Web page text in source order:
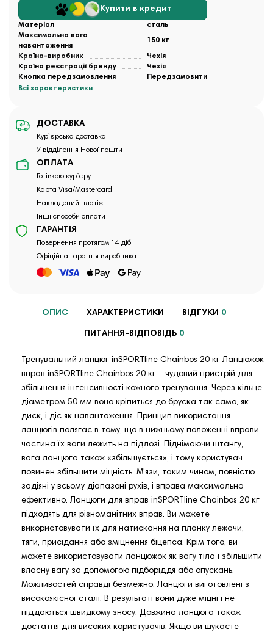
Купити в кредит
Матеріал
сталь
Максимальна вага
навантаження
150 кг
Країна-виробник
Чехія
Країна реєстрації бренду
Чехія
Кнопка передзамовлення
Передзамовити
Всі характеристики
ДОСТАВКА
Кур`єрська доставка
У відділення Нової пошти
ОПЛАТА
Готівкою кур`єру
Карта Visa/Mastercard
Накладений платіж
Інші способи оплати
ГАРАНТІЯ
Повернення протягом 14 діб
Офіційна гарантія виробника
ОПИС ХАРАКТЕРИСТИКИ ВІДГУКИ 0
ПИТАННЯ-ВІДПОВІДЬ 0
Тренувальний ланцюг inSPORTline Chainbos 20 кг Ланцюжок
вправ inSPORTline Chainbos 20 кг - чудовий пристрій для
збільшення інтенсивності кожного тренування. Через кільце
діаметром 50 мм воно кріпиться до бруска так само, як
диск, і діє як навантаження. Принцип використання
ланцюгів полягає в тому, що в нижньому положенні вправи
частина їх ваги лежить на підлозі. Піднімаючи штангу,
вага ланцюга також «збільшується», і тому користувач
повинен збільшити міцність. М'язи, таким чином, повністю
задіяні у всьому діапазоні рухів, і вправа максимально
ефективно. Ланцюги для вправ inSPORTline Chainbos 20 кг
підходять для різноманітних вправ. Ви можете
використовувати їх для натискання на планку лежачи,
тяги, присідання або зміцнення біцепса. Крім того, ви
можете використовувати ланцюжок як вагу тіла і збільшити
власну вагу за допомогою підборіддя або опускань.
Можливостей справді безмежно. Ланцюги виготовлені з
високоякісної сталі. В результаті вони дуже міцні і не
піддаються швидкому зносу. Довжина ланцюга також
достатня для високих користувачів. Якщо ви шукаєте